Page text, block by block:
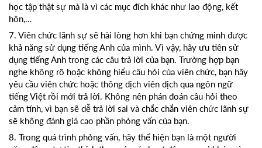
học tập thật sự mà là vì các mục đích khác như lao động, kết
hôn,…
7. Viên chức lãnh sự sẽ hài lòng hơn khi bạn chứng minh được
khả năng sử dụng tiếng Anh của mình. Vì vậy, hãy ưu tiên sử
dụng tiếng Anh trong các câu trả lời của bạn. Trường hợp bạn
nghe không rõ hoặc không hiểu câu hỏi của viên chức, bạn hãy
yêu cầu viên chức hoặc thông dịch viên dịch qua ngôn ngữ
tiếng Việt rồi mới trả lời. Không nên phán đoán câu hỏi theo
cảm tính, vì bạn sẽ dễ trả lời sai và chắc chắn viên chức lãnh sự
sẽ không đánh giá cao phần phỏng vấn của bạn.
8. Trong quá trình phỏng vấn, hãy thể hiện bạn là một người